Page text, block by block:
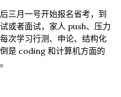
三月一号开始报名省考，到
或者面试，家人 push、压力
次学习行测、申论、结构化
是 coding 和计算机方面的